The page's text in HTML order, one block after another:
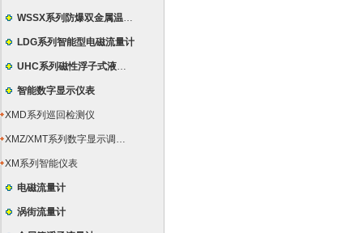
WSSX系列防爆双金属温度计
LDG系列智能型电磁流量计
UHC系列磁性浮子式液位计
智能数字显示仪表
XMD系列巡回检测仪
XMZ/XMT系列数字显示调节仪
XM系列智能仪表
电磁流量计
涡街流量计